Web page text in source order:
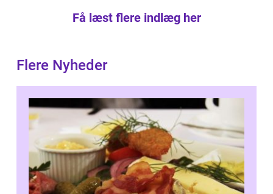
Få læst flere indlæg her
Flere Nyheder